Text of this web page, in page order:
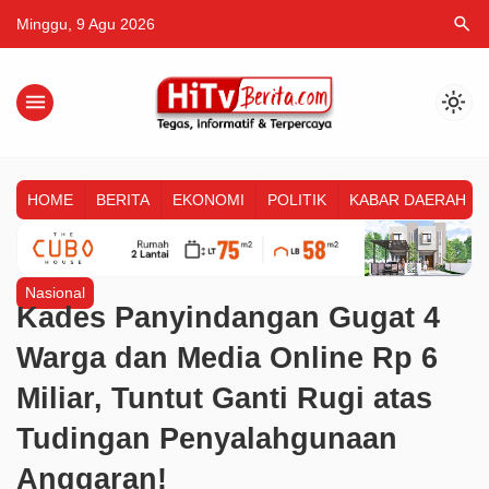
Minggu, 9 Agu 2026 search
menu light_mode
HOME BERITA EKONOMI POLITIK KABAR DAERAH
Nasional
Kades Panyindangan Gugat 4
Warga dan Media Online Rp 6
Miliar, Tuntut Ganti Rugi atas
Tudingan Penyalahgunaan
Anggaran!